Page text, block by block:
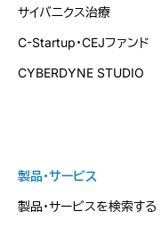
製品・サービス
製品・サービスを検索する
サイバニクス治療
C-Startup・CEJファンド
CYBERDYNE STUDIO